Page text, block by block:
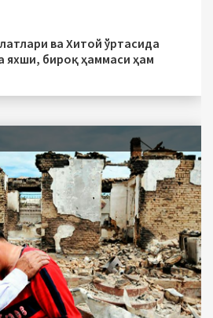
ва Хитой ўртасида
яхши, бироқ ҳаммаси ҳам